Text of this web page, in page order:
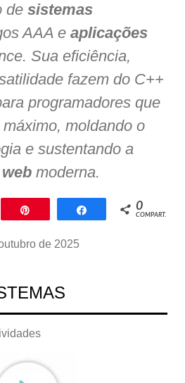
de sistemas
AAA e aplicações
Sua eficiência,
fazem do C++
programadores que
moldando o
e sustentando a
web moderna.
Compartilhar
0
COMPART.
de 2025